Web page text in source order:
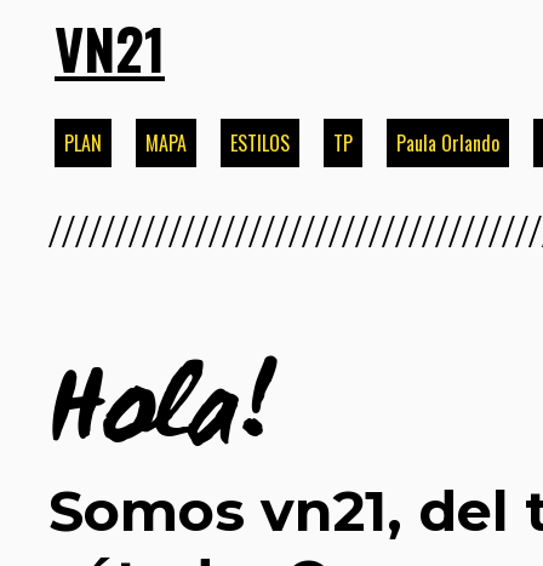
VN21
PLAN MAPA ESTILOS TP Paula Orlando
Hola!
Somos vn21,